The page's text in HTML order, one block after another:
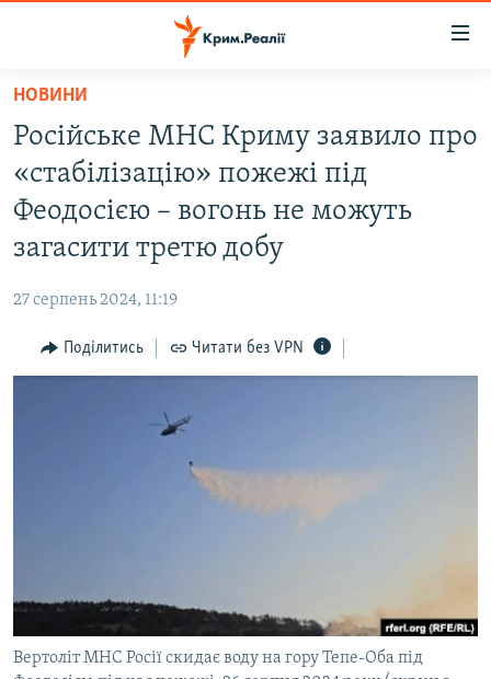
Перейти
основного
матеріалу
Перейти
до
основної
Перейти
пошуку
ВОДА.КРИМ
ВІДЕО ТА ФОТО
ПОГЛЯД
ІНТЕРВ'Ю
ІНФОГРАФІКА
ЯК ОБІЙТИ БЛОКУВАННЯ
ДОЛУЧАЙСЯ!
НОВИНИ
Російське МНС Криму заявило про
«стабілізацію» пожежі під
Феодосією – вогонь не можуть
загасити третю добу
27 серпень 2024, 11:19
Поділитись Читати без VPN
Вертоліт МНС Росії скидає воду на гору Тепе-Оба під